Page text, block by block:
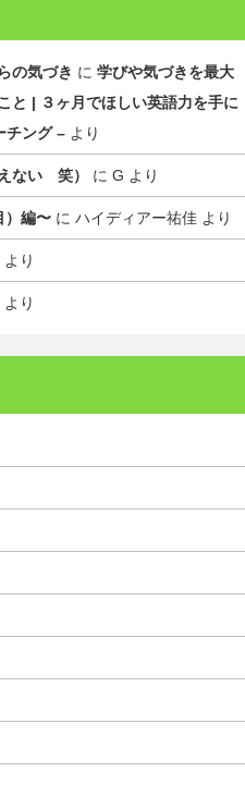
の気づき に 学びや気づきを最大
と | ３ヶ月でほしい英語力を手に
チング – より
ない 笑） に G より
）編〜 に ハイディアー祐佳 より
より
より